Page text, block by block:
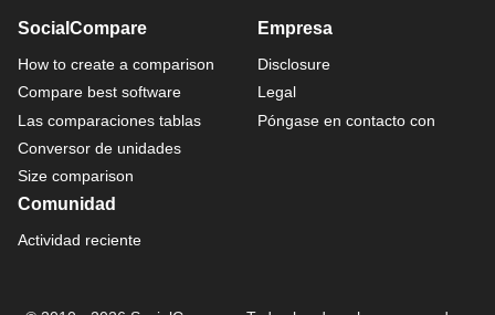
SocialCompare
How to create a comparison
Compare best software
Las comparaciones tablas
Conversor de unidades
Size comparison
Empresa
Disclosure
Legal
Póngase en contacto con
Comunidad
Actividad reciente